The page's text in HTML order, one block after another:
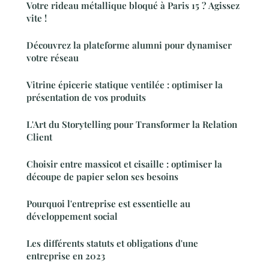
Votre rideau métallique bloqué à Paris 15 ? Agissez
vite !
Découvrez la plateforme alumni pour dynamiser
votre réseau
Vitrine épicerie statique ventilée : optimiser la
présentation de vos produits
L'Art du Storytelling pour Transformer la Relation
Client
Choisir entre massicot et cisaille : optimiser la
découpe de papier selon ses besoins
Pourquoi l'entreprise est essentielle au
développement social
Les différents statuts et obligations d'une
entreprise en 2023